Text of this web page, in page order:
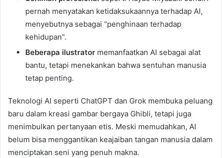
pernah menyatakan ketidaksukaannya terhadap AI,
menyebutnya sebagai “penghinaan terhadap
kehidupan”.
Beberapa ilustrator memanfaatkan AI sebagai alat
bantu, tetapi menekankan bahwa sentuhan manusia
tetap penting.
Teknologi AI seperti ChatGPT dan Grok membuka peluang
baru dalam kreasi gambar bergaya Ghibli, tetapi juga
menimbulkan pertanyaan etis. Meski memudahkan, AI
belum bisa menggantikan keajaiban tangan manusia dalam
menciptakan seni yang penuh makna.